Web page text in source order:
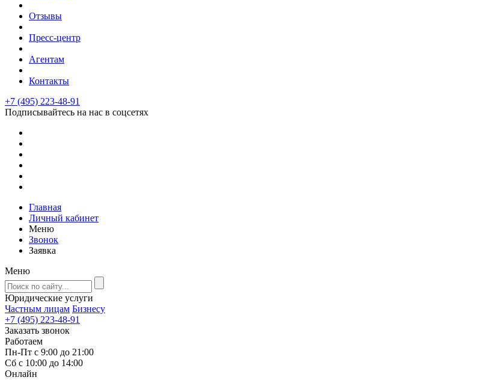
Отзывы
Пресс-центр
Агентам
Контакты
+7 (495) 223-48-91
Подписывайтесь на нас в соцсетях
Главная
Личный кабинет
Меню
Звонок
Заявка
Меню
Юридические услуги
Частным лицам Бизнесу
+7 (495) 223-48-91
Заказать звонок
Работаем
Пн-Пт с 9:00 до 21:00
Сб с 10:00 до 14:00
Онлайн